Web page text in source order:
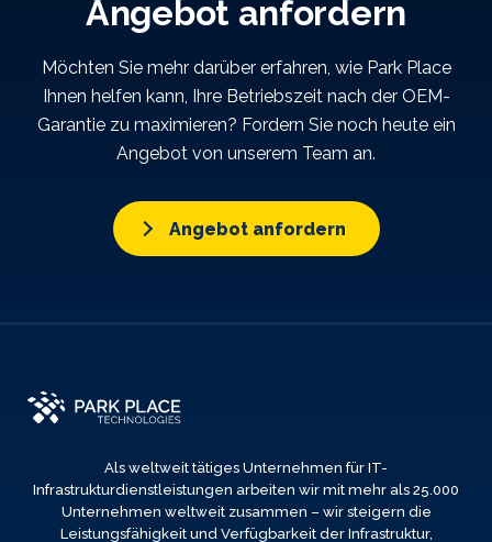
Angebot anfordern
Möchten Sie mehr darüber erfahren, wie Park Place
Ihnen helfen kann, Ihre Betriebszeit nach der OEM-
Garantie zu maximieren? Fordern Sie noch heute ein
Angebot von unserem Team an.
Angebot anfordern
Als weltweit tätiges Unternehmen für IT-
Infrastrukturdienstleistungen arbeiten wir mit mehr als 25.000
Unternehmen weltweit zusammen – wir steigern die
Leistungsfähigkeit und Verfügbarkeit der Infrastruktur,